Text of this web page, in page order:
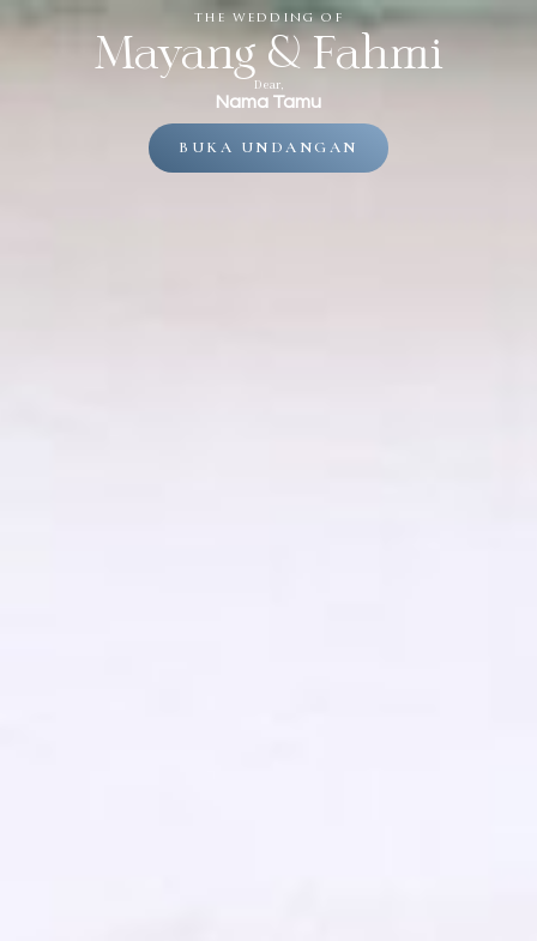
the wedding of
Mayang & Fahmi
Dear,
Nama Tamu
BUKA UNDANGAN